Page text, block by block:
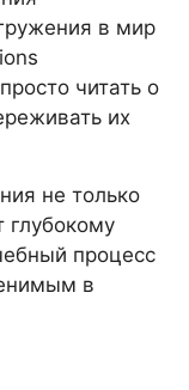
в мир
читать о
их
не только
глубокому
процесс
в